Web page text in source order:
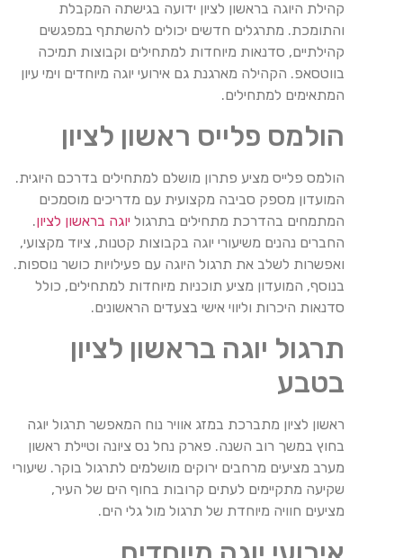
קהילת היוגה בראשון לציון ידועה בגישתה המקבלת
והתומכת. מתרגלים חדשים יכולים להשתתף במפגשים
קהילתיים, סדנאות מיוחדות למתחילים וקבוצות תמיכה
בווטסאפ. הקהילה מארגנת גם אירועי יוגה מיוחדים וימי עיון
המתאימים למתחילים.
הולמס פלייס ראשון לציון
הולמס פלייס מציע פתרון מושלם למתחילים בדרכם היוגית.
המועדון מספק סביבה מקצועית עם מדריכים מוסמכים
המתמחים בהדרכת מתחילים בתרגול יוגה בראשון לציון.
החברים נהנים משיעורי יוגה בקבוצות קטנות, ציוד מקצועי,
ואפשרות לשלב את תרגול היוגה עם פעילויות כושר נוספות.
בנוסף, המועדון מציע תוכניות מיוחדות למתחילים, כולל
סדנאות היכרות וליווי אישי בצעדים הראשונים.
תרגול יוגה בראשון לציון
בטבע
ראשון לציון מתברכת במזג אוויר נוח המאפשר תרגול יוגה
בחוץ במשך רוב השנה. פארק נחל נס ציונה וטיילת ראשון
מערב מציעים מרחבים ירוקים מושלמים לתרגול בוקר. שיעורי
שקיעה מתקיימים לעתים קרובות בחוף הים של העיר,
מציעים חוויה מיוחדת של תרגול מול גלי הים.